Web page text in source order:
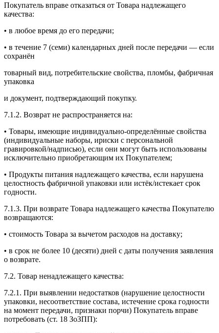
Покупатель вправе отказаться от Товара надлежащего
качества:
• в любое время до его передачи;
• в течение 7 (семи) календарных дней после передачи — если
сохранён
товарный вид, потребительские свойства, пломбы, фабричная
упаковка
и документ, подтверждающий покупку.
7.1.2. Возврат не распространяется на:
• Товары, имеющие индивидуально-определённые свойства
(индивидуальные наборы, ириски с персональной
гравировкой/надписью), если они могут быть использованы
исключительно приобретающим их Покупателем;
• Продукты питания надлежащего качества, если нарушена
целостность фабричной упаковки или истёк/истекает срок
годности.
7.1.3. При возврате Товара надлежащего качества Покупателю
возвращаются:
• стоимость Товара за вычетом расходов на доставку;
• в срок не более 10 (десяти) дней с даты получения заявления
о возврате.
7.2. Товар ненадлежащего качества:
7.2.1. При выявлении недостатков (нарушение целостности
упаковки, несоответствие состава, истечение срока годности
на момент передачи, признаки порчи) Покупатель вправе
потребовать (ст. 18 ЗоЗПП):